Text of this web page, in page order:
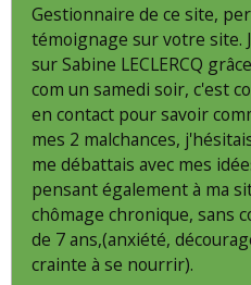
Gestionnaire de ce site,
témoignage sur votre site.
sur Sabine LECLERCQ
com un samedi soir, c'est
en contact pour savoir
mes 2 malchances,
me débattais avec mes
pensant également à ma
chômage chronique, sans
de 7 ans,(anxiété,
crainte à se nourrir).